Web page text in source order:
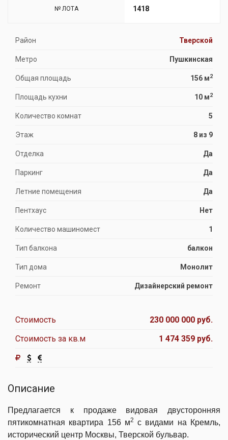
№ ЛОТА 1418
Район Тверской
Метро Пушкинская
Общая площадь 156 м2
Площадь кухни 10 м2
Количество комнат 5
Этаж 8 из 9
Отделка Да
Паркинг Да
Летние помещения Да
Пентхаус Нет
Количество машиномест 1
Тип балкона балкон
Тип дома Монолит
Ремонт Дизайнерский ремонт
Стоимость
230 000 000 руб.
Стоимость за кв.м
1 474 359 руб.
Описание
Предлагается к продаже видовая двусторонняя
пятикомнатная квартира 156 м2 с видами на Кремль,
исторический центр Москвы, Тверской бульвар.